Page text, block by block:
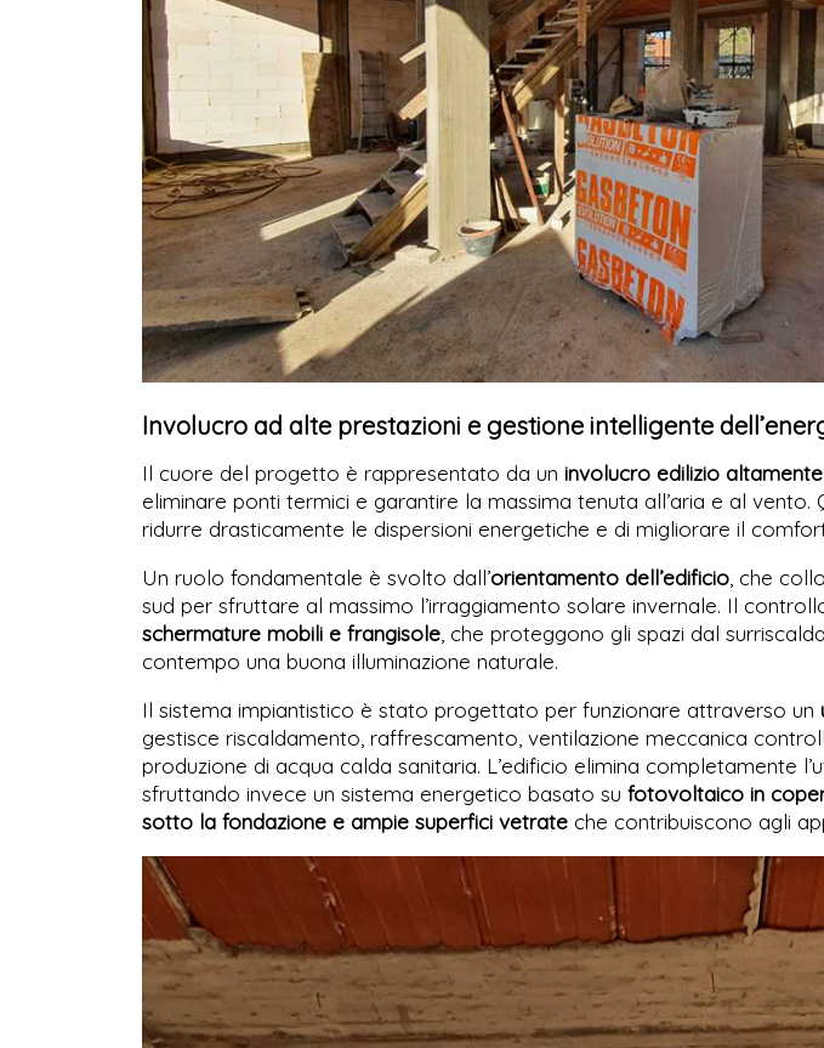
Involucro ad alte prestazioni e gestione intelligente
Il cuore del progetto è rappresentato da un involucro edilizio
eliminare ponti termici e garantire la massima tenuta all’aria e al vento.
ridurre drasticamente le dispersioni energetiche e di migliorare il
Un ruolo fondamentale è svolto dall’orientamento dell’edificio, che
sud per sfruttare al massimo l’irraggiamento solare invernale. Il
schermature mobili e frangisole, che proteggono gli spazi dal
contempo una buona illuminazione naturale.
Il sistema impiantistico è stato progettato per funzionare attraverso un
gestisce riscaldamento, raffrescamento, ventilazione meccanica
produzione di acqua calda sanitaria. L’edificio elimina completamente
sfruttando invece un sistema energetico basato su fotovoltaico in
sotto la fondazione e ampie superfici vetrate che contribuiscono agli